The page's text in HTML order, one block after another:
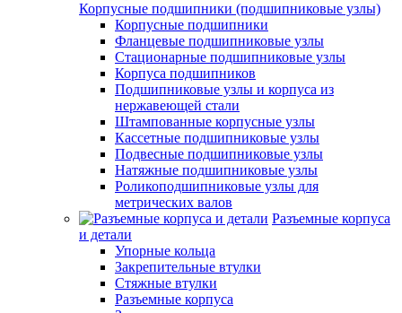
Корпусные подшипники (подшипниковые узлы)
Корпусные подшипники
Фланцевые подшипниковые узлы
Стационарные подшипниковые узлы
Корпуса подшипников
Подшипниковые узлы и корпуса из
нержавеющей стали
Штампованные корпусные узлы
Кассетные подшипниковые узлы
Подвесные подшипниковые узлы
Натяжные подшипниковые узлы
Роликоподшипниковые узлы для
метрических валов
Разъемные корпуса
и детали
Упорные кольца
Закрепительные втулки
Стяжные втулки
Разъемные корпуса